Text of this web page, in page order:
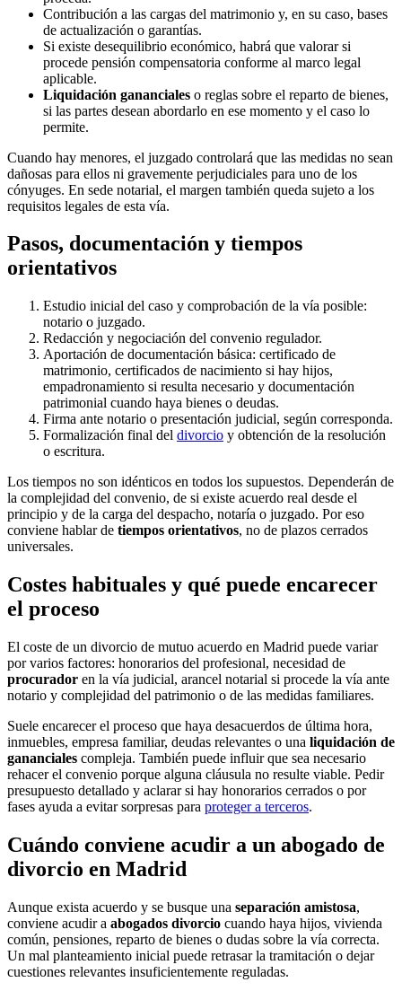
Contribución a las cargas del matrimonio y, en su caso, bases
de actualización o garantías.
Si existe desequilibrio económico, habrá que valorar si
procede pensión compensatoria conforme al marco legal
aplicable.
Liquidación gananciales o reglas sobre el reparto de bienes,
si las partes desean abordarlo en ese momento y el caso lo
permite.
Cuando hay menores, el juzgado controlará que las medidas no sean
dañosas para ellos ni gravemente perjudiciales para uno de los
cónyuges. En sede notarial, el margen también queda sujeto a los
requisitos legales de esta vía.
Pasos, documentación y tiempos
orientativos
Estudio inicial del caso y comprobación de la vía posible:
notario o juzgado.
Redacción y negociación del convenio regulador.
Aportación de documentación básica: certificado de
matrimonio, certificados de nacimiento si hay hijos,
empadronamiento si resulta necesario y documentación
patrimonial cuando haya bienes o deudas.
Firma ante notario o presentación judicial, según corresponda.
Formalización final del divorcio y obtención de la resolución
o escritura.
Los tiempos no son idénticos en todos los supuestos. Dependerán de
la complejidad del convenio, de si existe acuerdo real desde el
principio y de la carga del despacho, notaría o juzgado. Por eso
conviene hablar de tiempos orientativos, no de plazos cerrados
universales.
Costes habituales y qué puede encarecer
el proceso
El coste de un divorcio de mutuo acuerdo en Madrid puede variar
por varios factores: honorarios del profesional, necesidad de
procurador en la vía judicial, arancel notarial si procede la vía ante
notario y complejidad del patrimonio o de las medidas familiares.
Suele encarecer el proceso que haya desacuerdos de última hora,
inmuebles, empresa familiar, deudas relevantes o una liquidación de
gananciales compleja. También puede influir que sea necesario
rehacer el convenio porque alguna cláusula no resulte viable. Pedir
presupuesto detallado y aclarar si hay honorarios cerrados o por
fases ayuda a evitar sorpresas para proteger a terceros.
Cuándo conviene acudir a un abogado de
divorcio en Madrid
Aunque exista acuerdo y se busque una separación amistosa,
conviene acudir a abogados divorcio cuando haya hijos, vivienda
común, pensiones, reparto de bienes o dudas sobre la vía correcta.
Un mal planteamiento inicial puede retrasar la tramitación o dejar
cuestiones relevantes insuficientemente reguladas.